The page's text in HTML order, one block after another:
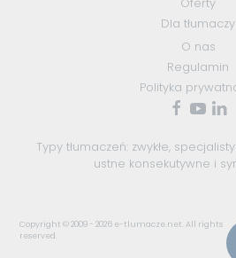
Dla tłumaczy
O nas
Regulamin
Polityka
Typy tłumaczeń: zwykłe,
ustne konsekutywne i
Copyright © 2009 - 2026 e-tlumacze.net. All rights
reserved.